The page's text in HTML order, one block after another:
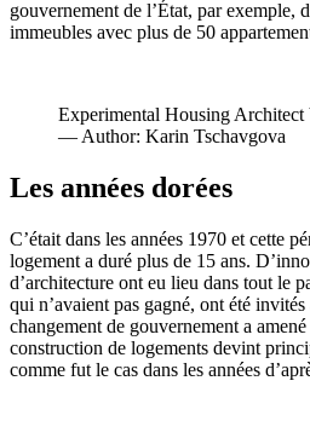
gouvernement de l’État, par exemple,
immeubles avec plus de 50
Experimental Housing
— Author: Karin Tschavgova
Les années dorées
C’était dans les années 1970 et cette
logement a duré plus de 15 ans.
d’architecture ont eu lieu dans tout le
qui n’avaient pas gagné, ont été
changement de gouvernement a
construction de logements devint
comme fut le cas dans les années